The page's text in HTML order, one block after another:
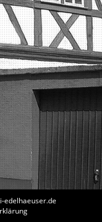
edelhaeuser.de